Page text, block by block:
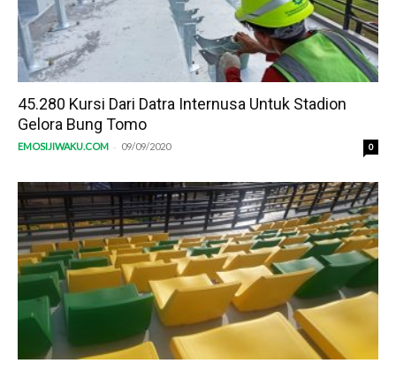
45.280 Kursi Dari Datra Internusa Untuk Stadion
Gelora Bung Tomo
EMOSIJIWAKU.COM - 09/09/2020 0